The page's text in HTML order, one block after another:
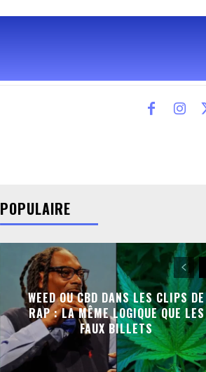
POPULAIRE
WEED OU CBD DANS LES CLIPS DE
RAP : LA MÊME LOGIQUE QUE LES
FAUX BILLETS